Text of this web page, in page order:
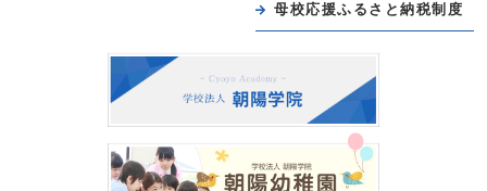
母校応援ふるさと納税制度